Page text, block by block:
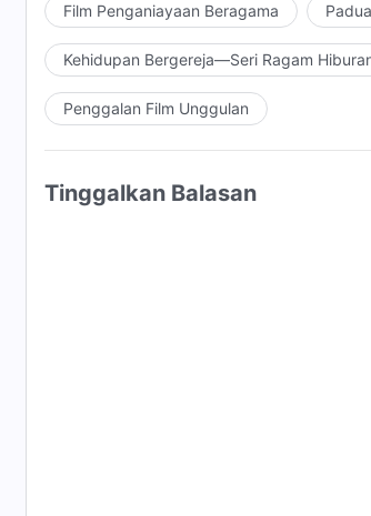
Film Penganiayaan Beragama
Kehidupan Bergereja—Seri Ragam
Penggalan Film Unggulan
Tinggalkan Balasan